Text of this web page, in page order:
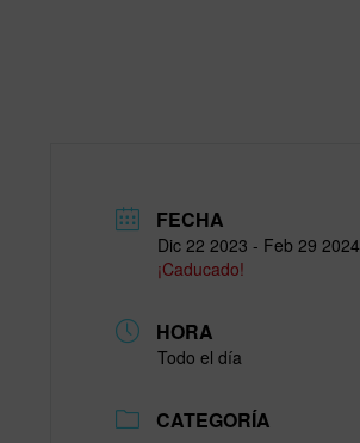
FECHA
Dic 22 2023 - Feb 29 2024
¡Caducado!
HORA
Todo el día
CATEGORÍA